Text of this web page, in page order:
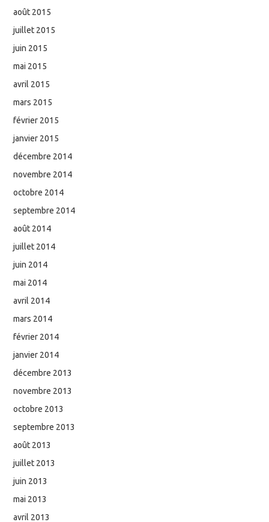
août 2015
juillet 2015
juin 2015
mai 2015
avril 2015
mars 2015
février 2015
janvier 2015
décembre 2014
novembre 2014
octobre 2014
septembre 2014
août 2014
juillet 2014
juin 2014
mai 2014
avril 2014
mars 2014
février 2014
janvier 2014
décembre 2013
novembre 2013
octobre 2013
septembre 2013
août 2013
juillet 2013
juin 2013
mai 2013
avril 2013